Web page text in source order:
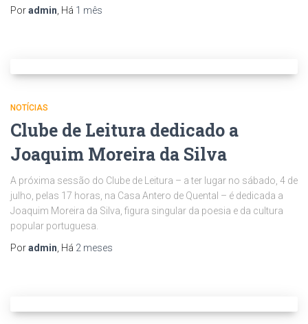
Poradmin , Há 1 mês
NOTÍCIAS
Clube de Leitura dedicado a
Joaquim Moreira da Silva
A próxima sessão do Clube de Leitura – a ter lugar no sábado, 4 de
julho, pelas 17 horas, na Casa Antero de Quental – é dedicada a
Joaquim Moreira da Silva, figura singular da poesia e da cultura
popular portuguesa.
Poradmin , Há 2 meses